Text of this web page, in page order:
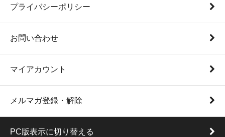
プライバシーポリシー
お問い合わせ
マイアカウント
メルマガ登録・解除
PC版表示に切り替える